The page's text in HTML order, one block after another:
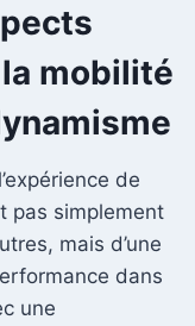
mobilité
de
pas simplement
mais d’une
dans
une